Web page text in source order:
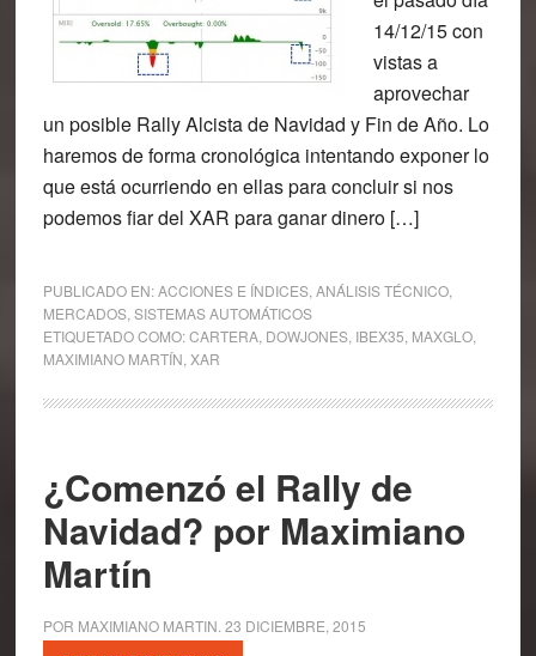
14/12/15 con
vistas a
aprovechar
un posible Rally Alcista de Navidad y Fin de Año. Lo
haremos de forma cronológica intentando exponer lo
que está ocurriendo en ellas para concluir si nos
podemos fiar del XAR para ganar dinero […]
PUBLICADO EN:ACCIONES E ÍNDICES, ANÁLISIS TÉCNICO,
MERCADOS, SISTEMAS AUTOMÁTICOS
ETIQUETADO COMO:CARTERA, DOWJONES, IBEX35 MAXGLO,
MAXIMIANO MARTÍN XAR
¿Comenzó el Rally de
Navidad? por Maximiano
Martín
POR MAXIMIANO MARTIN 23 DICIEMBRE, 2015